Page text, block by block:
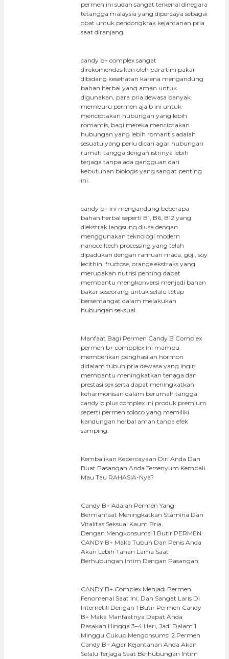
permen ini sudah sangat terkenal dinegara
tetangga malaysia yang dipercaya sebagai
obat untuk pendongkrak kejantanan pria
saat diranjang.
candy b+ complex sangat
direkomendasikan oleh para tim pakar
dibidang kesehatan karena mengandung
bahan herbal yang aman untuk
digunakan, para pria dewasa banyak
memburu permen ajaib ini untuk
menciptakan hubungan yang lebih
romantis, bagi mereka menciptakan
hubungan yang lebih romantis adalah
sesuatu yang perlu dicari agar hubungan
rumah tangga dengan istrinya lebih
terjaga tanpa ada gangguan dari
kebutuhan biologis yang sangat penting
ini.
candy b+ ini mengandung beberapa
bahan herbal seperti B1, B6, B12 yang
diekstrak langsung diusa dengan
menggunakan teknologi modern
nanocelltech processing yang telah
dipadukan dengan ramuan maca, goji, soy
lecithin, fructose, orange ekstraks yang
merupakan nutrisi penting dapat
membantu mengkonversi menjadi bahan
bakar seseorang untuk selalu tetap
bersemangat dalam melakukan
hubungan seksual.
Manfaat Bagi Permen Candy B Complex
permen b+ compplex ini mampu
memberikan penghasilan hormon
didalam tubuh pria dewasa yang ingin
membantu meningkatkan tenaga dan
prestasi sex serta dapat meningkatkan
keharmonisan dalam berumah tangga,
candy b plus complex ini produk premium
seperti permen soloco yang memiliki
kandungan herbal aman tanpa efek
samping.
Kembalikan Kepercayaan Diri Anda Dan
Buat Pasangan Anda Tersenyum Kembali.
Mau Tau RAHASIA-Nya?
Candy B+ Adalah Permen Yang
Bermanfaat Meningkatkan Stamina Dan
Vitalitas Seksual Kaum Pria.
Dengan Mengkonsumsi 1 Butir PERMEN
CANDY B+ Maka Tubuh Dan Penis Anda
Akan Lebih Tahan Lama Saat
Berhubungan Intim Dengan Pasangan.
CANDY B+ Complex Menjadi Permen
Fenomenal Saat Ini, Dan Sangat Laris Di
Internet!!! Dengan 1 Butir Permen Candy
B+ Maka Manfaatnya Dapat Anda
Rasakan Hingga 3–4 Hari, Jadi Dalam 1
Minggu Cukup Mengonsumsi 2 Permen
Candy B+ Agar Kejantanan Anda Akan
Selalu Terjaga Saat Berhubungan Intim